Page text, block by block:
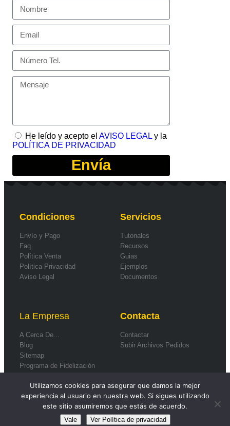
He leído y acepto el AVISO LEGAL y la
POLÍTICA DE PRIVACIDAD
Envía
Condiciones
Envío y Pago
Faq
Política Venta
Política Privacidad
Aviso Legal
Servicios
Tutoriales
Recursos
Guias
Ejemplos
Documentos
La Empresa
A Cerca De...
Blog
Sitemap
Programa de Fidelización
Contacta
Contactar
Subir Archivos Pedidos
© 2026Smartwebs.
Utilizamos cookies para asegurar que damos la mejor
experiencia al usuario en nuestra web. Si sigues utilizando
este sitio asumiremos que estás de acuerdo.
Vale Ver Política de privacidad